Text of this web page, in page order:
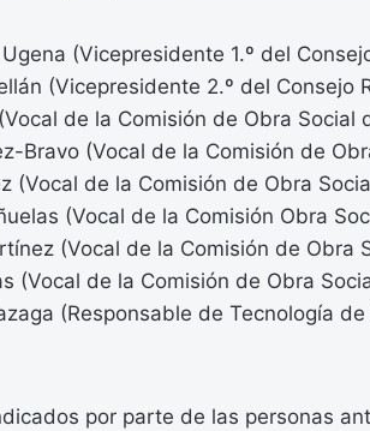
(Vicepresidente 1.º del
(Vicepresidente 2.º del Consejo
de la Comisión de Obra Social
Bravo (Vocal de la Comisión de
(Vocal de la Comisión de Obra
(Vocal de la Comisión Obra
(Vocal de la Comisión de Obra
(Vocal de la Comisión de Obra
(Responsable de Tecnología
por parte de las personas